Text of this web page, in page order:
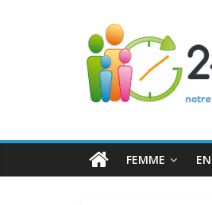
24h
Santé
toute
FEMME